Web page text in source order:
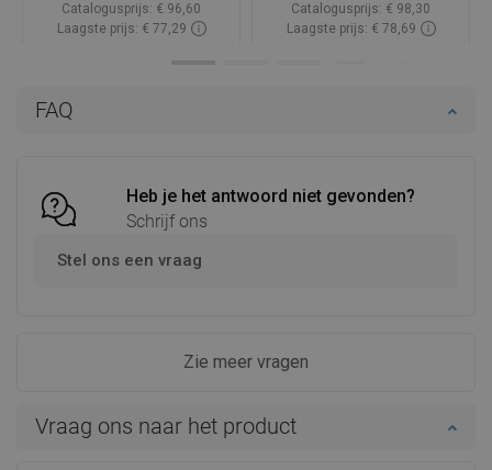
FAQ
Heb je het antwoord niet gevonden?
Schrijf ons
Stel ons een vraag
Zie meer vragen
Vraag ons naar het product
Catalogusprijs: € 96,60
Laagste prijs: € 77,29
Catalogusprijs: € 98,30
Laagste prijs: € 78,69